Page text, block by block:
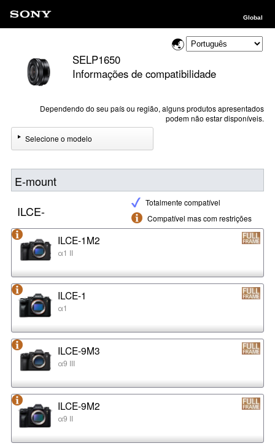
Global
SELP1650
Informações de compatibilidade
Dependendo do seu país ou região, alguns produtos apresentados
podem não estar disponíveis.
Selecione o modelo
E-mount
Totalmente compatível
Compatível mas com restrições
ILCE-
ILCE-1M2
α1 II
ILCE-1
α1
ILCE-9M3
α9 III
ILCE-9M2
α9 II